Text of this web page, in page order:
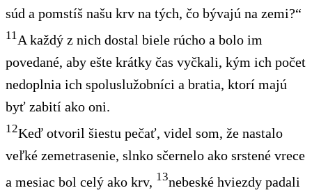
súd a pomstíš našu krv na tých, čo bývajú na zemi?“
11A každý z nich dostal biele rúcho a bolo im
povedané, aby ešte krátky čas vyčkali, kým ich počet
nedoplnia ich spoluslužobníci a bratia, ktorí majú
byť zabití ako oni.
12Keď otvoril šiestu pečať, videl som, že nastalo
veľké zemetrasenie, slnko sčernelo ako srstené vrece
a mesiac bol celý ako krv, 13nebeské hviezdy padali